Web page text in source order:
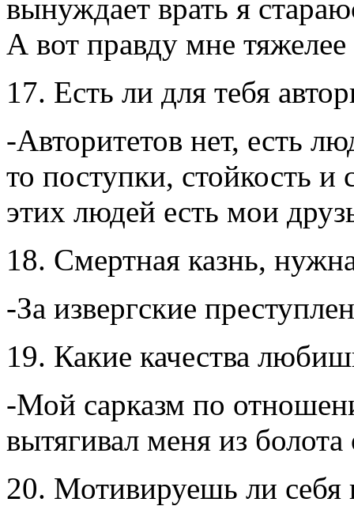
вынуждает врать я
А вот правду мне тяжелее
17. Есть ли для тебя
-Авторитетов нет, есть
то поступки, стойкость
этих людей есть мои
18. Смертная казнь,
-За извергские
19. Какие качества
-Мой сарказм по
вытягивал меня из болота
20. Мотивируешь ли себя